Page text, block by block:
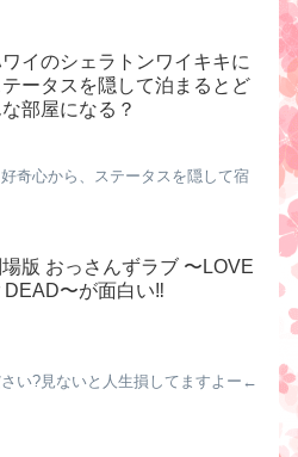
イのシェラトンワイキキに
テータスを隠して泊まるとど
な部屋になる？
奇心から、ステータスを隠して宿
場版 おっさんずラブ 〜LOVE
DEAD〜が面白い‼︎
い?見ないと人生損してますよー←